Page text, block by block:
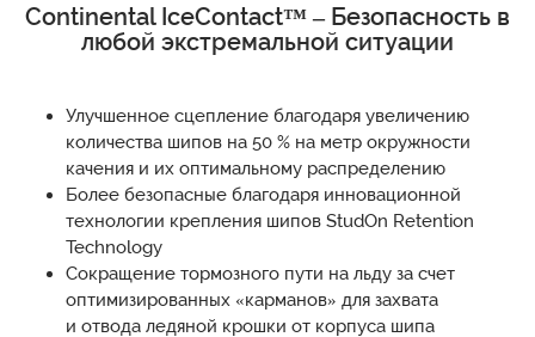
Continental IceContact™ – Безопасность в
любой экстремальной ситуации
Улучшенное сцепление благодаря увеличению
количества шипов на 50 % на метр окружности
качения и их оптимальному распределению
Более безопасные благодаря инновационной
технологии крепления шипов StudOn Retention
Technology
Сокращение тормозного пути на льду за счет
оптимизированных «карманов» для захвата
и отвода ледяной крошки от корпуса шипа